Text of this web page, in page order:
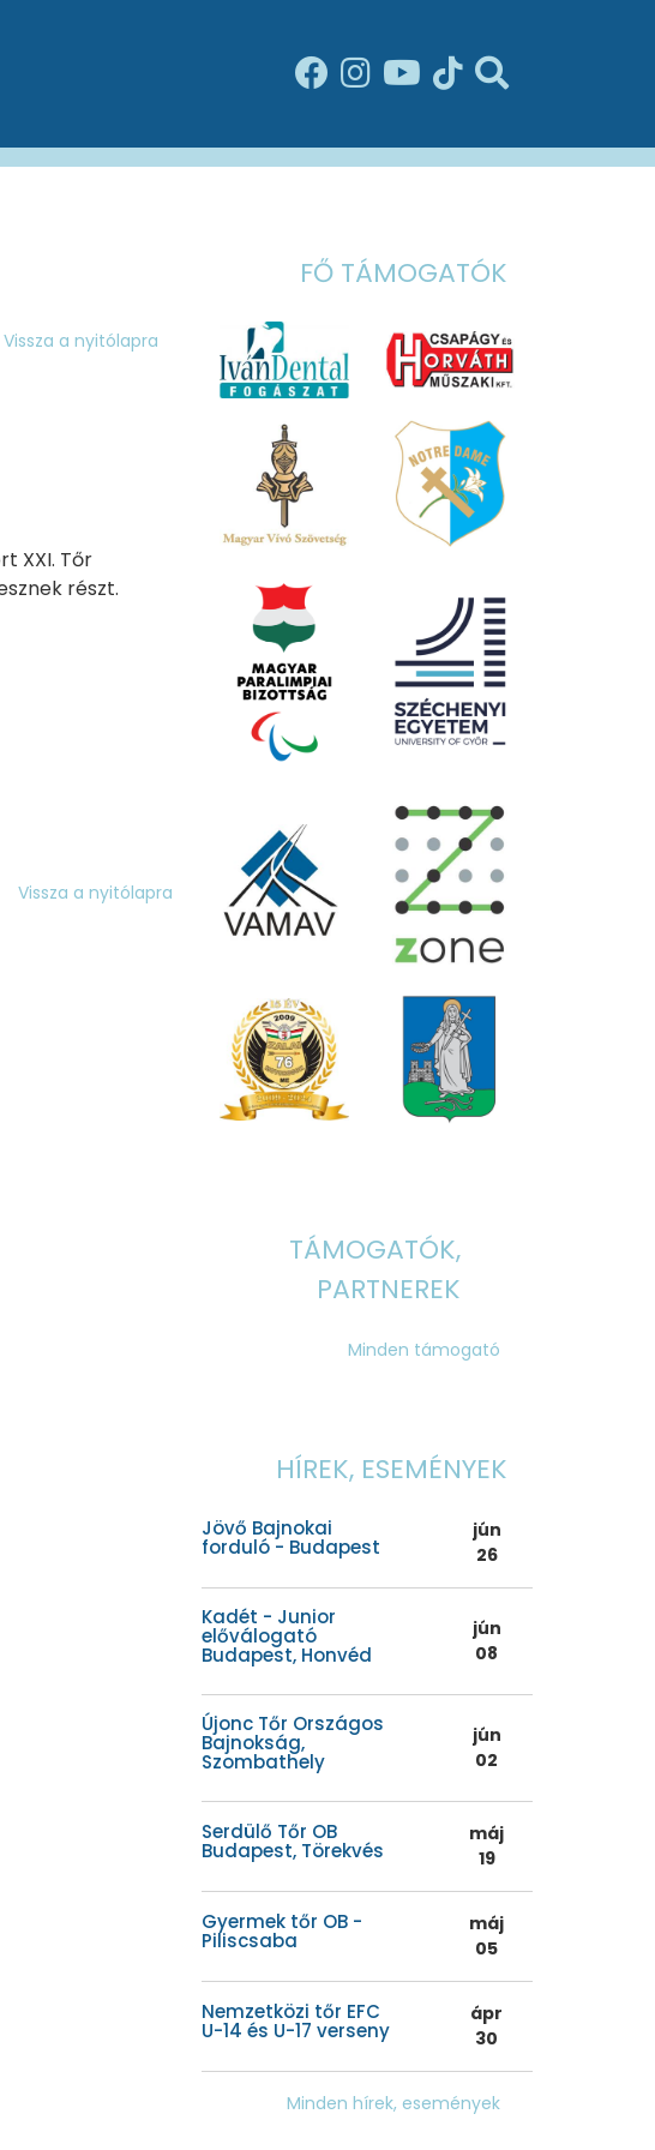
Vissza a nyitólapra
XXI. Tőr
részt.
Vissza a nyitólapra
FŐ TÁMOGATÓK
TÁMOGATÓK,
PARTNEREK
Minden támogató
HÍREK, ESEMÉNYEK
Jövő Bajnokai
forduló - Budapest
jún
26
Kadét - Junior
előválogató
Budapest, Honvéd
jún
08
Újonc Tőr Országos
Bajnokság,
Szombathely
jún
02
Serdülő Tőr OB
Budapest, Törekvés
máj
19
Gyermek tőr OB -
Piliscsaba
máj
05
Nemzetközi tőr EFC
U-14 és U-17 verseny
ápr
30
Minden hírek, események